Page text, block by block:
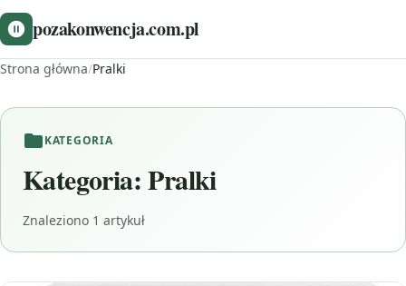
pozakonwencja.com.pl
Strona główna/Pralki
KATEGORIA
Kategoria:Pralki
Znaleziono 1 artykuł